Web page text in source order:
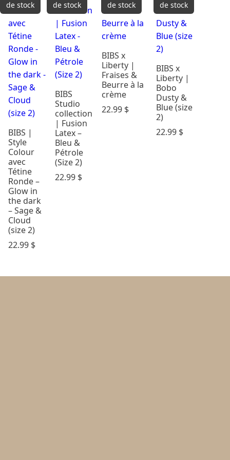
de stock
BIBS |
Style
Colour
avec
Tétine
Ronde –
Glow in
the dark
– Sage &
Cloud
(size 2)
22.99 $
de stock
BIBS
Studio
collection
| Fusion
Latex –
Bleu &
Pétrole
(Size 2)
22.99 $
de stock
BIBS x
Liberty |
Fraises &
Beurre à la
crème
22.99 $
de stock
BIBS x
Liberty |
Bobo
Dusty &
Blue (size
2)
22.99 $